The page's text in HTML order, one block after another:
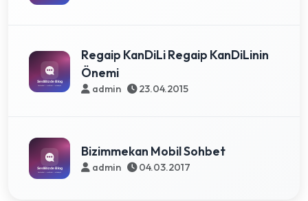
Regaip KanDiLi Regaip KanDiLinin
Önemi
admin 23.04.2015
Bizimmekan Mobil Sohbet
admin 04.03.2017